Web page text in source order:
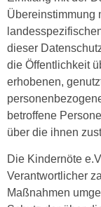
Übereinstimmung
dieser
die Öffentlichkeit
erhobenen,
betroffene
über die ihnen
Die Kindernöte
Verantwortlicher
Maßnahmen